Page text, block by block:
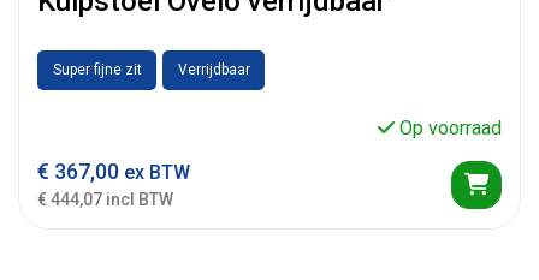
Super fijne zit Verrijdbaar
Op voorraad
€ 367,00 ex BTW
€ 444,07 incl BTW